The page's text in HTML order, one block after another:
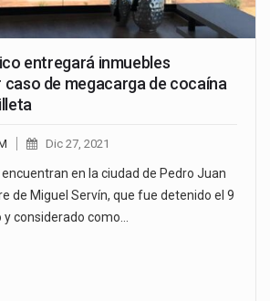
entregará inmuebles
de megacarga de cocaína
Dic 27, 2021
en la ciudad de Pedro Juan
de Miguel Servín, que fue detenido el 9
considerado como…